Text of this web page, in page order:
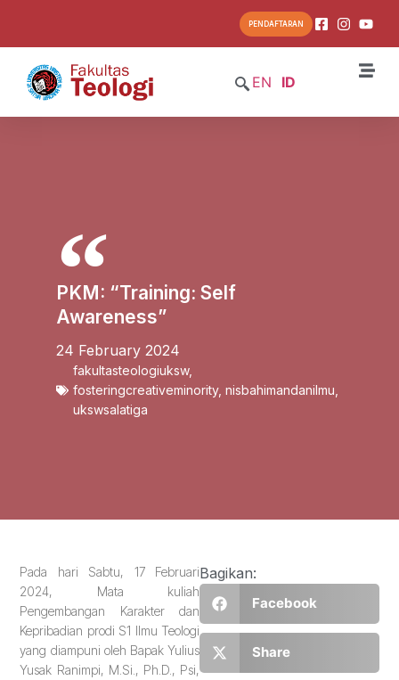
PENDAFTARAN
EN ID
PKM: “Training: Self
Awareness”
24 February 2024
fakultasteologiuksw,
fosteringcreativeminority, nisbahimandanilmu
ukswsalatiga
Pada hari Sabtu, 17 Februari
2024, Mata kuliah
Pengembangan Karakter dan
Kepribadian prodi S1 Ilmu Teologi
yang diampuni oleh Bapak Yulius
Yusak Ranimpi, M.Si., Ph.D., Psi,
Bagikan:
Facebook
Share